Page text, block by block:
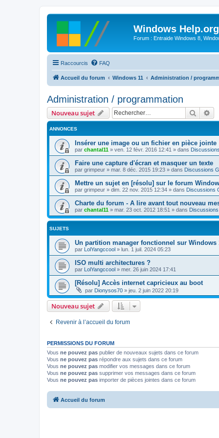
Windows Help.org
Forum : Entraide Windows 8,
Raccourcis FAQ
Accueil du forum Windows 11 Administration /
Administration / programmation
Nouveau sujet
ANNONCES
Insérer une image ou un fichier en pièce jointe
par chantal11 » ven. 12 févr. 2016 12:41 » dans
Faire une capture d'écran et masquer un texte
par grimpeur » mar. 8 déc. 2015 19:23 » dans Discussions
Mettre un sujet en [résolu] sur le forum
par grimpeur » dim. 22 nov. 2015 12:34 » dans Discussions
Charte du forum - A lire avant tout nouveau
par chantal11 » mar. 23 oct. 2012 18:51 » dans
SUJETS
Un partition manager fonctionnel sur Windows
par LolYangccool » lun. 1 juil. 2024 05:23
ISO multi architectures ?
par LolYangccool » mer. 26 juin 2024 17:41
[Résolu] Accès internet capricieux au boot
par Dionysos70 » jeu. 2 juin 2022 20:19
Nouveau sujet
Revenir à l’accueil du forum
PERMISSIONS DU FORUM
Vous ne pouvez pas publier de nouveaux sujets dans ce forum
Vous ne pouvez pas répondre aux sujets dans ce forum
Vous ne pouvez pas modifier vos messages dans ce forum
Vous ne pouvez pas supprimer vos messages dans ce forum
Vous ne pouvez pas importer de pièces jointes dans ce forum
Accueil du forum